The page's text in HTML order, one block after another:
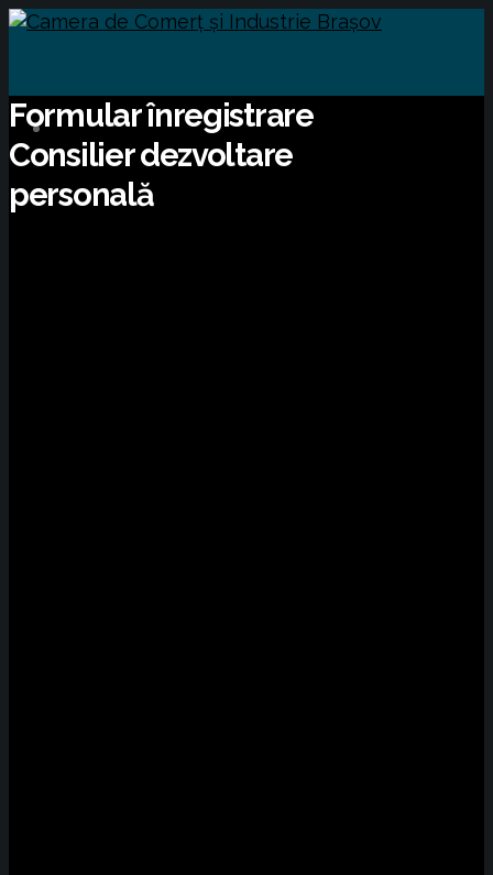
Formular înregistrare
Consilier dezvoltare
personală